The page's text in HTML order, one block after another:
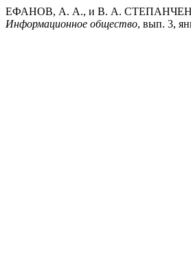
ЕФАНОВ, А. А., и В. А. СТЕПАНЧЕНКО.
Информационное общество, вып. 3,